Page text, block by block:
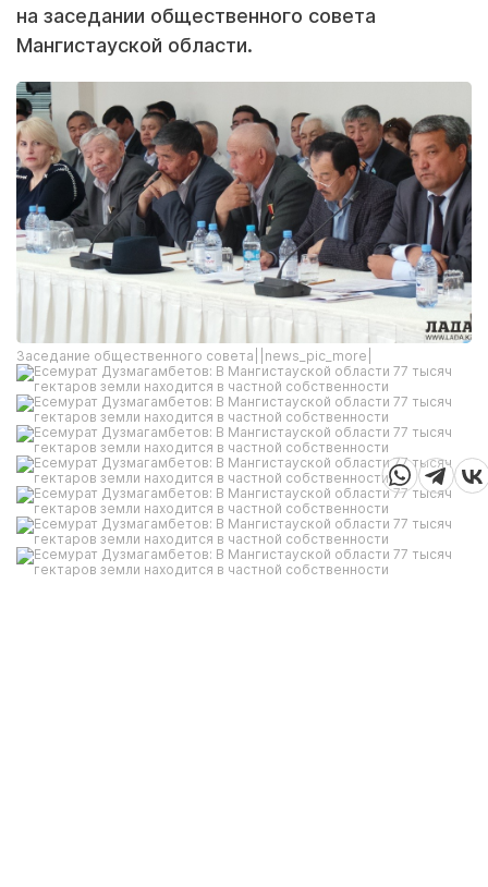
на заседании общественного совета
Мангистауской области.
Заседание общественного совета||news_pic_more|